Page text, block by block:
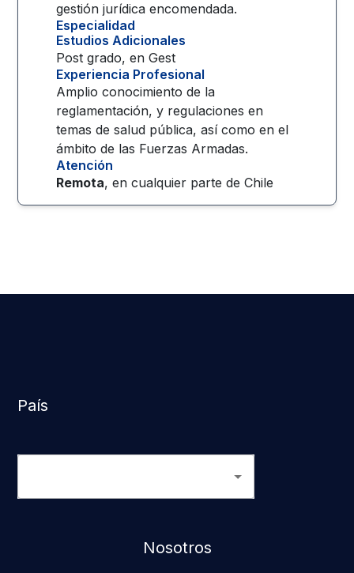
gestión jurídica encomendada.
Especialidad
Estudios Adicionales
Post grado, en Gest
Experiencia Profesional
Amplio conocimiento de la
reglamentación, y regulaciones en
temas de salud pública, así como en el
ámbito de las Fuerzas Armadas.
Atención
Remota, en cualquier parte deChile
País
Nosotros